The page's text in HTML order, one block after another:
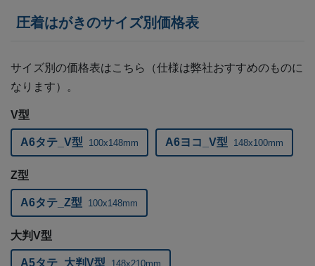
圧着はがきのサイズ別価格表
サイズ別の価格表はこちら（仕様は弊社おすすめのものに
なります）。
V型
A6タテ_V型 100x148mm A6ヨコ_V型 148x100mm
Z型
A6タテ_Z型 100x148mm
大判V型
A5タテ_大判V型 148x210mm